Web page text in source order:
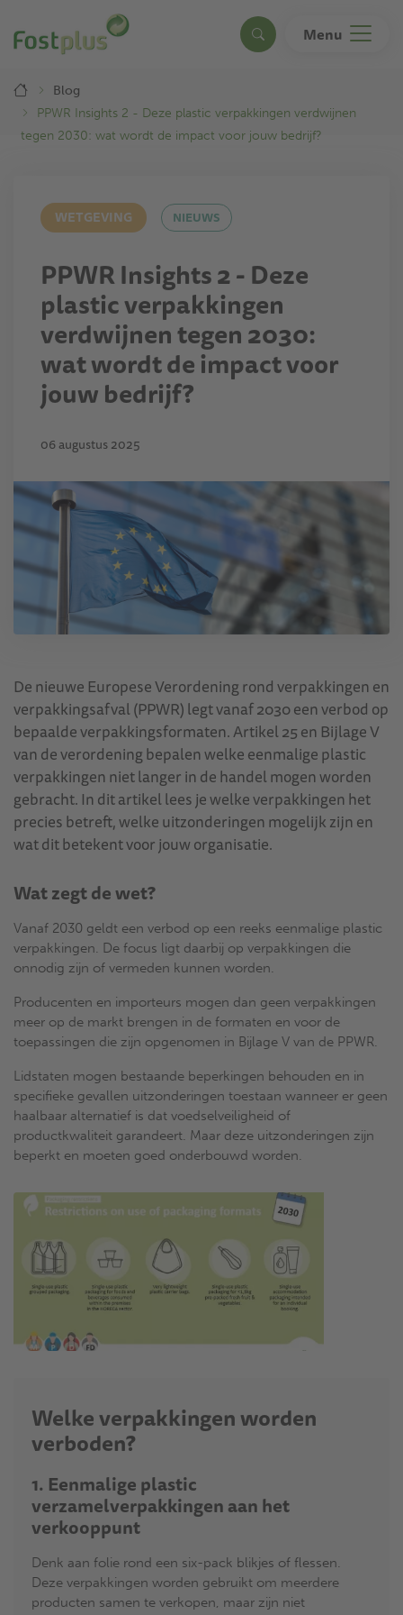
en
naar
inhoud
gaan
Search Menu
Breadcrumb
Blog
PPWR Insights 2 - Deze plastic verpakkingen verdwijnen
tegen 2030: wat wordt de impact voor jouw bedrijf?
WETGEVING NIEUWS
PPWR Insights 2 - Deze
plastic verpakkingen
verdwijnen tegen 2030:
wat wordt de impact voor
jouw bedrijf?
06 augustus 2025
De nieuwe Europese Verordening rond verpakkingen en
verpakkingsafval (PPWR) legt vanaf 2030 een verbod op
bepaalde verpakkingsformaten. Artikel 25 en Bijlage V
van de verordening bepalen welke eenmalige plastic
verpakkingen niet langer in de handel mogen worden
gebracht. In dit artikel lees je welke verpakkingen het
precies betreft, welke uitzonderingen mogelijk zijn en
wat dit betekent voor jouw organisatie.
Wat zegt de wet?
Vanaf 2030 geldt een verbod op een reeks eenmalige plastic
verpakkingen. De focus ligt daarbij op verpakkingen die
onnodig zijn of vermeden kunnen worden.
Producenten en importeurs mogen dan geen verpakkingen
meer op de markt brengen in de formaten en voor de
toepassingen die zijn opgenomen in Bijlage V van de PPWR.
Lidstaten mogen bestaande beperkingen behouden en in
specifieke gevallen uitzonderingen toestaan wanneer er geen
haalbaar alternatief is dat voedselveiligheid of
productkwaliteit garandeert. Maar deze uitzonderingen zijn
beperkt en moeten goed onderbouwd worden.
Welke verpakkingen worden
verboden?
1. Eenmalige plastic
verzamelverpakkingen aan het
verkooppunt
Denk aan folie rond een six-pack blikjes of flessen.
Deze verpakkingen worden gebruikt om meerdere
producten samen te verkopen, maar zijn niet